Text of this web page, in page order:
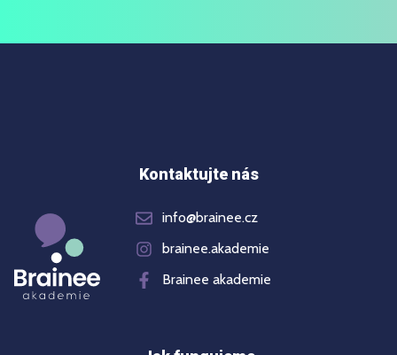
Kontaktujte nás
info@brainee.cz
brainee.akademie
Brainee akademie